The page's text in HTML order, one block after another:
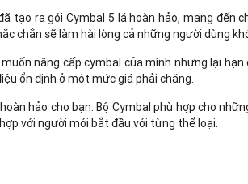
tạo ra gói Cymbal 5 lá hoàn hảo, mang đến
chắn sẽ làm hài lòng cả những người dùng
nâng cấp cymbal của mình nhưng lại hạn
ổn định ở một mức giá phải chăng.
hảo cho bạn. Bộ Cymbal phù hợp cho
với người mới bắt đầu với từng thể loại.